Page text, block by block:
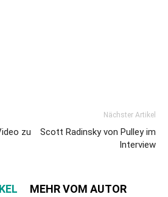
zu
Nächster Artikel
Scott Radinsky von Pulley im
Interview
MEHR VOM AUTOR